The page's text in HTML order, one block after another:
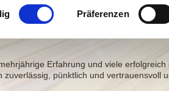
Präferenzen
Referenzen Kontakt
Erfahrung und viele
pünktlich und vertrauensvoll